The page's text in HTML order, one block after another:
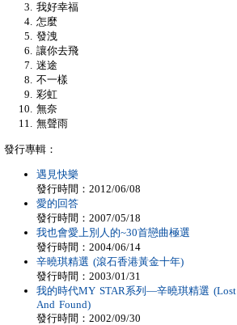
我好幸福
怎麼
發洩
讓你去飛
迷途
不一樣
彩虹
無奈
無聲雨
發行專輯：
遇見快樂
發行時間：2012/06/08
愛的回答
發行時間：2007/05/18
我也會愛上別人的~30首戀曲極選
發行時間：2004/06/14
辛曉琪精選 (滾石香港黃金十年)
發行時間：2003/01/31
我的時代MY STAR系列—辛曉琪精選 (Lost
And Found)
發行時間：2002/09/30